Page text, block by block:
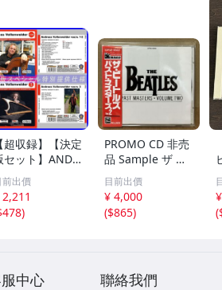
【超収録】【決定
セット】ANDR
VOLLENWEI
CD1+2+3 厳
プレミア音源集
DLVer 3
前出價
)
PROMO CD 非売
品 Sample ザ ビ
ートルズ パスト
マスターズ VOL.2
CP32-5602 THE
BEATLES / PAST
目前出價
¥ 4,000
($865)
(
中心 聯絡我們